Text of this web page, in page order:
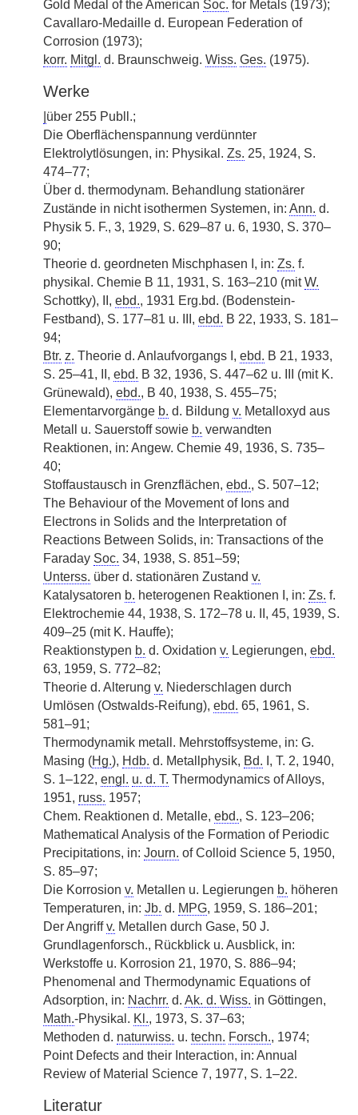
Gold Medal of the American Soc. for Metals (1973);
Cavallaro-Medaille d. European Federation of
Corrosion (1973);
korr. Mitgl. d. Braunschweig. Wiss. Ges. (1975).
Werke
über 255 Publl.;
Die Oberflächenspannung verdünnter
Elektrolytlösungen, in: Physikal. Zs. 25, 1924, S.
474–77;
Über d. thermodynam. Behandlung stationärer
Zustände in nicht isothermen Systemen, in: Ann. d.
Physik 5. F., 3, 1929, S. 629–87 u. 6, 1930, S. 370–
90;
Theorie d. geordneten Mischphasen I, in: Zs. f.
physikal. Chemie B 11, 1931, S. 163–210 (mitW.
Schottky), II, ebd., 1931 Erg.bd. (Bodenstein-
Festband), S. 177–81 u. III, ebd. B 22, 1933, S. 181–
94;
Btr. z. Theorie d. Anlaufvorgangs I, ebd. B 21, 1933,
S. 25–41, II, ebd. B 32, 1936, S. 447–62 u. III (mit K.
Grünewald), ebd., B 40, 1938, S. 455–75;
Elementarvorgänge b. d. Bildung v. Metalloxyd aus
Metall u. Sauerstoff sowie b. verwandten
Reaktionen, in: Angew. Chemie 49, 1936, S. 735–
40;
Stoffaustausch in Grenzflächen, ebd., S. 507–12;
The Behaviour of the Movement of Ions and
Electrons in Solids and the Interpretation of
Reactions Between Solids, in: Transactions of the
Faraday Soc. 34, 1938, S. 851–59;
Unterss. über d. stationären Zustand v.
Katalysatoren b. heterogenen Reaktionen I, in: Zs. f.
Elektrochemie 44, 1938, S. 172–78 u. II, 45, 1939, S.
409–25 (mit K. Hauffe);
Reaktionstypen b. d. Oxidation v. Legierungen, ebd.
63, 1959, S. 772–82;
Theorie d. Alterung v. Niederschlagen durch
Umlösen (Ostwalds-Reifung), ebd. 65, 1961, S.
581–91;
Thermodynamik metall. Mehrstoffsysteme, in: G.
Masing (Hg.), Hdb. d. Metallphysik, Bd. I, T. 2, 1940,
S. 1–122, engl. u. d. T. Thermodynamics of Alloys,
1951, russ. 1957;
Chem. Reaktionen d. Metalle, ebd., S. 123–206;
Mathematical Analysis of the Formation of Periodic
Precipitations, in: Journ. of Colloid Science 5, 1950,
S. 85–97;
Die Korrosion v. Metallen u. Legierungen b. höheren
Temperaturen, in: Jb. d. MPG, 1959, S. 186–201;
Der Angriffv. Metallen durch Gase, 50 J.
Grundlagenforsch., Rückblick u. Ausblick, in:
Werkstoffe u. Korrosion 21, 1970, S. 886–94;
Phenomenal and Thermodynamic Equations of
Adsorption, in: Nachrr. d. Ak. d. Wiss. in Göttingen,
Math.-Physikal. Kl., 1973, S. 37–63;
Methoden d. naturwiss. u. techn. Forsch., 1974;
Point Defects and their Interaction, in: Annual
Review of Material Science 7, 1977, S. 1–22.
Literatur